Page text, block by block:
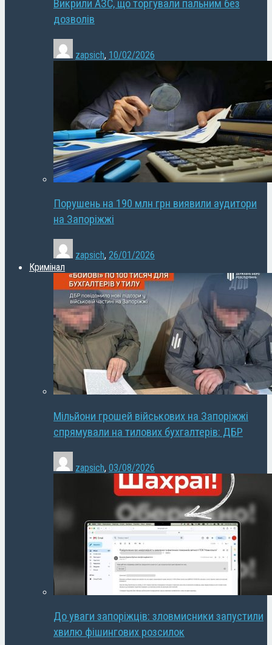
Викрили АЗС, що торгували пальним без
дозволів
zapsich, 10/02/2026
Порушень на 190 млн грн виявили аудитори
на Запоріжжі
zapsich, 26/01/2026
Кримінал
Мільйони грошей військових на Запоріжжі
спрямували на тилових бухгалтерів: ДБР
zapsich, 03/08/2026
До уваги запоріжців: зловмисники запустили
хвилю фішингових розсилок